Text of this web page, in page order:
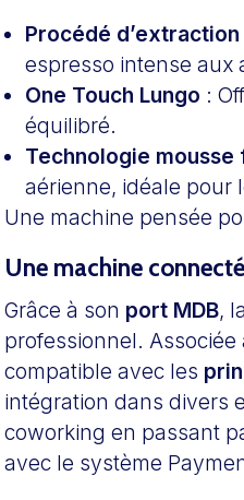
Procédé d’extraction
espresso intense aux
One Touch Lungo :
équilibré.
Technologie mousse
aérienne, idéale pour
Une machine pensée
Une machine
Grâce à son port MDB, la
professionnel. Associée
compatible avec les
intégration dans divers
coworking en passant
avec le système